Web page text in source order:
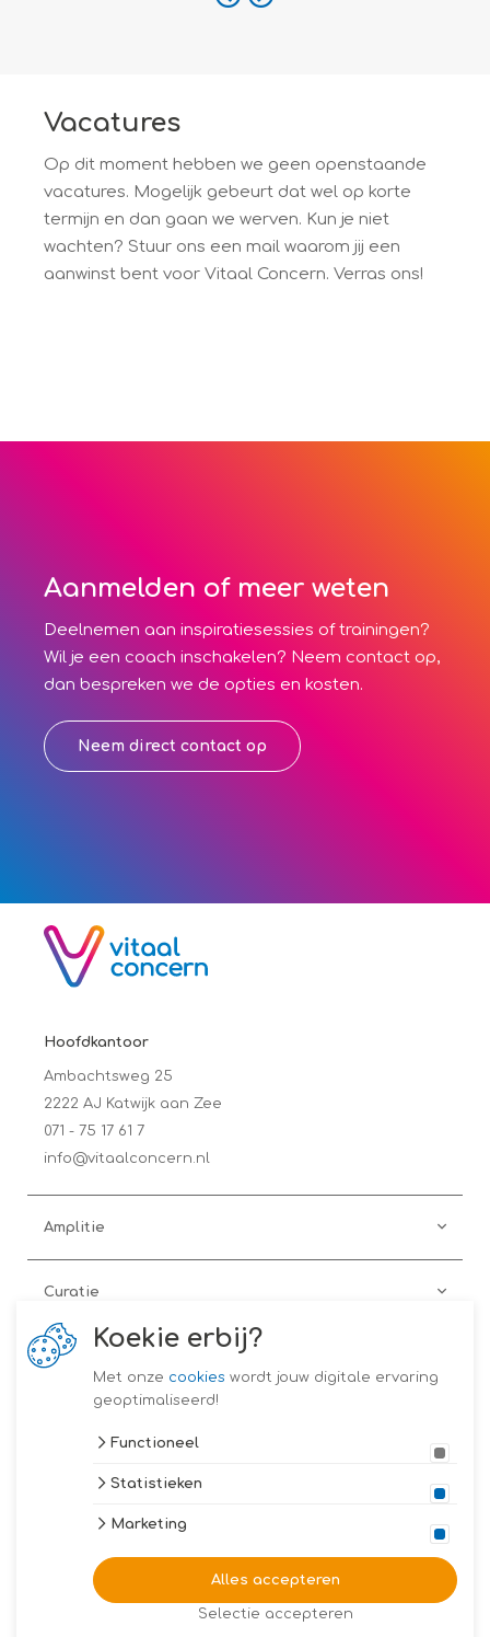
Vacatures
Op dit moment hebben we geen openstaande
vacatures. Mogelijk gebeurt dat wel op korte
termijn en dan gaan we werven. Kun je niet
wachten? Stuur ons een mail waarom jij een
aanwinst bent voor Vitaal Concern. Verras ons!
Aanmelden of meer weten
Deelnemen aan inspiratiesessies of trainingen?
Wil je een coach inschakelen? Neem contact op,
dan bespreken we de opties en kosten.
Neem direct contact op
Hoofdkantoor
Ambachtsweg 25
2222 AJ Katwijk aan Zee
071 - 75 17 61 7
info@vitaalconcern.nl
Amplitie
Curatie
Preventie
Vitaal Concern
Algemene voorwaarden
Privacy verklaring
Koekie erbij?
Met onze cookies wordt jouw digitale ervaring
geoptimaliseerd!
Functioneel
Statistieken
Marketing
Selectie accepteren
Alles accepteren